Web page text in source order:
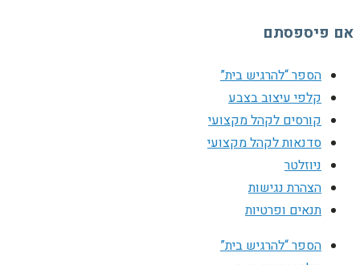
אם פיספסתם
הספר “להרגיש בית”
קלפי עיצוב בצבע
קורסים לקהל מקצועי
סדנאות לקהל מקצועי
ניוזלטר
הצהרת נגישות
תנאים ופרטיות
הספר “להרגיש בית”